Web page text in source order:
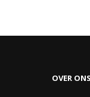
OVER ONS